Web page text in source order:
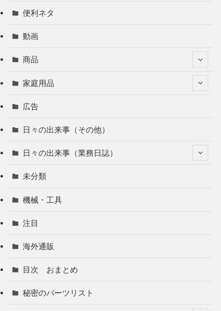
便利ネタ
動画
商品
家庭用品
広告
日々の出来事（その他）
日々の出来事（業務日誌）
未分類
機械・工具
注目
海外通販
目次 おまとめ
秘密のパーツリスト